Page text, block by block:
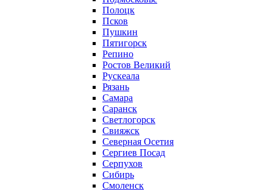
Полоцк
Псков
Пушкин
Пятигорск
Репино
Ростов Великий
Рускеала
Рязань
Самара
Саранск
Светлогорск
Свияжск
Северная Осетия
Сергиев Посад
Серпухов
Сибирь
Смоленск